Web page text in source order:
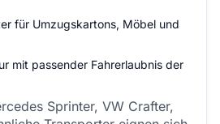
für Umzugskartons, Möbel und
mit passender Fahrerlaubnis der
Sprinter, VW Crafter,